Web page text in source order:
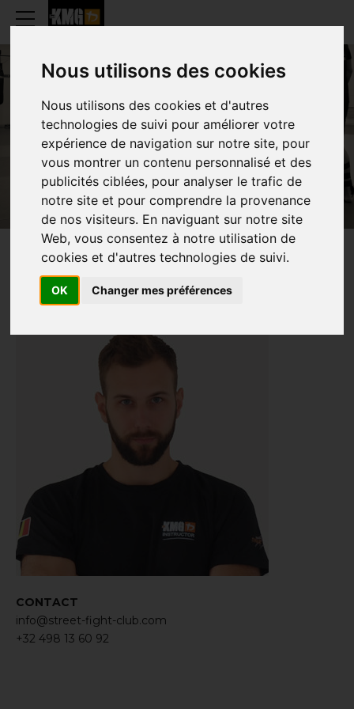
Nous utilisons des cookies
Nous utilisons des cookies et d'autres
technologies de suivi pour améliorer votre
expérience de navigation sur notre site, pour
vous montrer un contenu personnalisé et des
publicités ciblées, pour analyser le trafic de
notre site et pour comprendre la provenance
de nos visiteurs. En naviguant sur notre site
Web, vous consentez à notre utilisation de
cookies et d'autres technologies de suivi.
OK Changer mes préférences
LUDWIK KAMAN
PRESENTATION
CONTACT
info@street-fight-club.com
+32 498 13 60 92